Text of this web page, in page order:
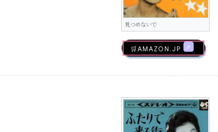
見つめないで
🛒AMAZON.jp